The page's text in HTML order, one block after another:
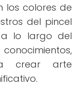
los colores de
del pincel
lo largo del
crear arte